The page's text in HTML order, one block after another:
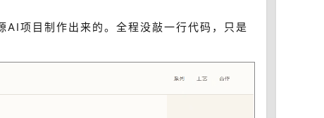
AI项目制作出来的。全程没敲一行代码 ，只是